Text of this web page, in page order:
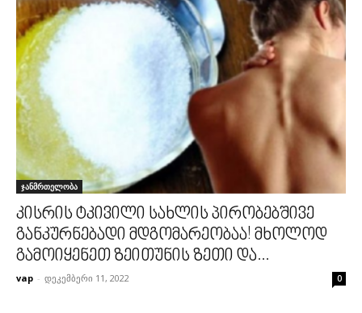
ჯანმრთელობა
კისრის ტკივილი სახლის პირობებშივე
განკურნებადი მდგომარეობაა! მხოლოდ
გამოიყენეთ ზეითუნის ზეთი და...
vap - დეკემბერი 11, 2022 0